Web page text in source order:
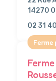
14270
02 31
Ferme